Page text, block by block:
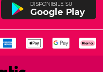
DISPONIBILE SU
Google Play